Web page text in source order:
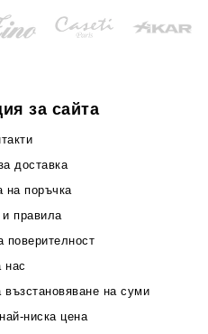
за сайта
доставка
на поръчка
правила
поверителност
нас
възстановяване на суми
ниска цена